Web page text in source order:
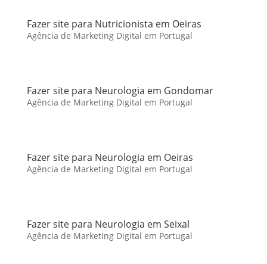
Fazer site para Nutricionista em Oeiras
Agência de Marketing Digital em Portugal
Fazer site para Neurologia em Gondomar
Agência de Marketing Digital em Portugal
Fazer site para Neurologia em Oeiras
Agência de Marketing Digital em Portugal
Fazer site para Neurologia em Seixal
Agência de Marketing Digital em Portugal